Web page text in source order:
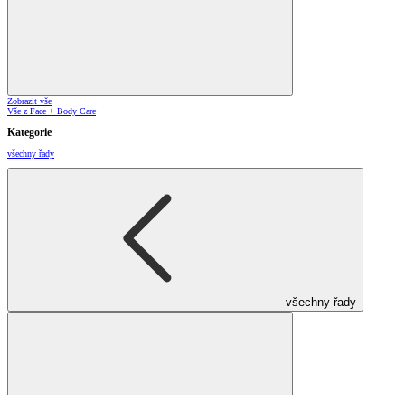
Zobrazit vše
Vše z Face + Body Care
Kategorie
všechny řady
všechny řady